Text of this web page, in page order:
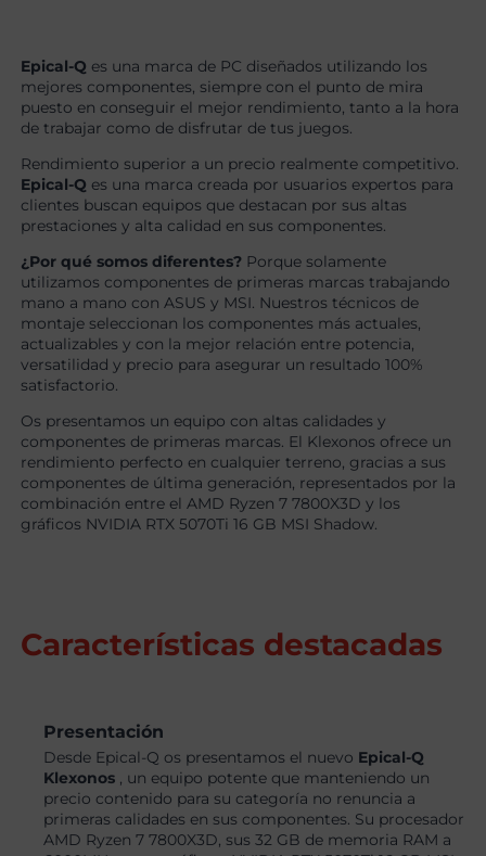
Epical-Q es una marca de PC diseñados utilizando los
mejores componentes, siempre con el punto de mira
puesto en conseguir el mejor rendimiento, tanto a la hora
de trabajar como de disfrutar de tus juegos.
Rendimiento superior a un precio realmente competitivo.
Epical-Q es una marca creada por usuarios expertos para
clientes buscan equipos que destacan por sus altas
prestaciones y alta calidad en sus componentes.
¿Por qué somos diferentes? Porque solamente
utilizamos componentes de primeras marcas trabajando
mano a mano con ASUS y MSI. Nuestros técnicos de
montaje seleccionan los componentes más actuales,
actualizables y con la mejor relación entre potencia,
versatilidad y precio para asegurar un resultado 100%
satisfactorio.
Os presentamos un equipo con altas calidades y
componentes de primeras marcas. El Klexonos ofrece un
rendimiento perfecto en cualquier terreno, gracias a sus
componentes de última generación, representados por la
combinación entre el AMD Ryzen 7 7800X3D y los
gráficos NVIDIA RTX 5070Ti 16 GB MSI Shadow.
Características destacadas
Presentación
Desde Epical-Q os presentamos el nuevo Epical-Q
Klexonos , un equipo potente que manteniendo un
precio contenido para su categoría no renuncia a
primeras calidades en sus componentes. Su procesador
AMD Ryzen 7 7800X3D, sus 32 GB de memoria RAM a